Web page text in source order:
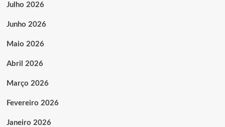
Julho 2026
Junho 2026
Maio 2026
Abril 2026
Março 2026
Fevereiro 2026
Janeiro 2026